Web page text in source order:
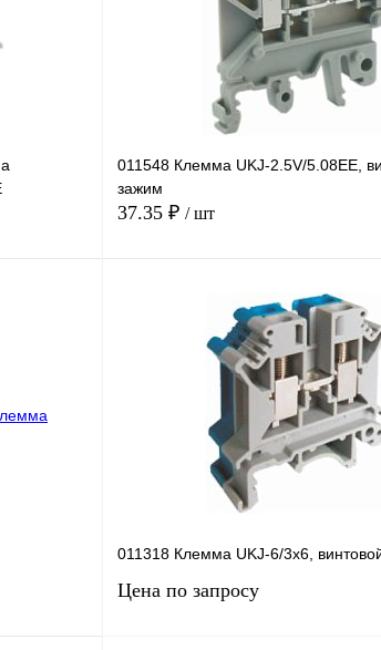
011548 Клемма UKJ-2.5V/5.08EE,
зажим
37.35 ₽ / шт
В
Купить в 1 клик
Под заказ
011318 Клемма UKJ-6/3x6,
Цена по запросу